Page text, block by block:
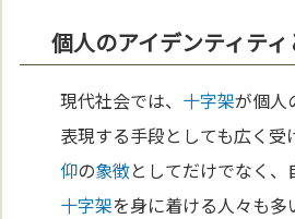
個人のアイデンティテ
現代社会では、 十字架が個人
表現する手段としても広く
仰の象徴としてだけでなく
十字架を身に着ける人々も多